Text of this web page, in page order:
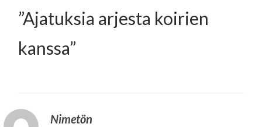
”Ajatuksia arjesta koirien
kanssa”
Nimetön